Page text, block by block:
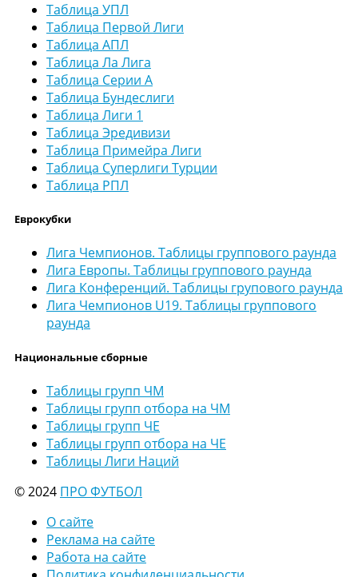
Таблица УПЛ
Таблица Первой Лиги
Таблица АПЛ
Таблица Ла Лига
Таблица Серии А
Таблица Бундеслиги
Таблица Лиги 1
Таблица Эредивизи
Таблица Примейра Лиги
Таблица Суперлиги Турции
Таблица РПЛ
Еврокубки
Лига Чемпионов. Таблицы группового раунда
Лига Европы. Таблицы группового раунда
Лига Конференций. Таблицы групового раунда
Лига Чемпионов U19. Таблицы группового
раунда
Национальные сборные
Таблицы групп ЧМ
Таблицы групп отбора на ЧМ
Таблицы групп ЧЕ
Таблицы групп отбора на ЧЕ
Таблицы Лиги Наций
© 2024 ПРО ФУТБОЛ
О сайте
Реклама на сайте
Работа на сайте